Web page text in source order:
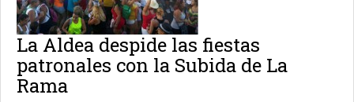
La Aldea despide las fiestas
patronales con la Subida de La
Rama